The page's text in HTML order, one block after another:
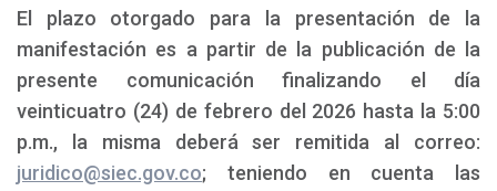
El plazo otorgado para la presentación de la
manifestación es a partir de la publicación de la
presente comunicación finalizando el día
veinticuatro (24) de febrero del 2026 hasta la 5:00
p.m., la misma deberá ser remitida al correo:
juridico@siec.gov.co; teniendo en cuenta las